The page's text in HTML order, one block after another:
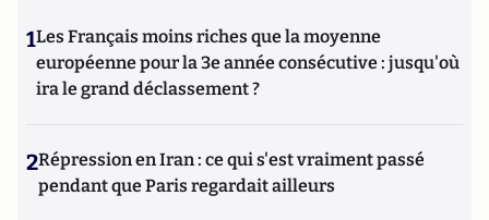
1Les Français moins riches que la moyenne
européenne pour la 3e année consécutive : jusqu'où
ira le grand déclassement ?
2Répression en Iran : ce qui s'est vraiment passé
pendant que Paris regardait ailleurs